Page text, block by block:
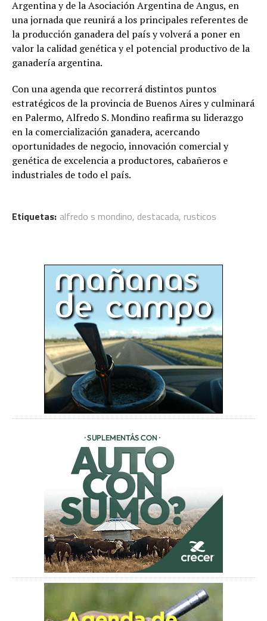
Argentina y de la Asociación Argentina de Angus, en
una jornada que reunirá a los principales referentes de
la producción ganadera del país y volverá a poner en
valor la calidad genética y el potencial productivo de la
ganadería argentina.
Con una agenda que recorrerá distintos puntos
estratégicos de la provincia de Buenos Aires y culminará
en Palermo, Alfredo S. Mondino reafirma su liderazgo
en la comercialización ganadera, acercando
oportunidades de negocio, innovación comercial y
genética de excelencia a productores, cabañeros e
industriales de todo el país.
Etiquetas: alfredo s mondino, destacada, rusticos